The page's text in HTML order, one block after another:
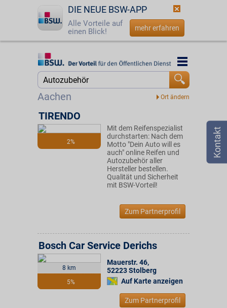
DIE NEUE BSW-APP
Alle Vorteile auf
einen Blick!
mehr erfahren
Startseite
☎ 0800 - 279 25 82
Aachen
Startseite
2%
TIRENDO
Mit dem Reifenspezialist
durchstarten: Nach dem
Motto "Dein Auto will es
auch" online Reifen und
Autozubehör aller
Hersteller bestellen.
Qualität und Sicherheit
mit BSW-Vorteil!
Zum Partnerprofil
8 km
5%
Bosch Car Service Derichs
Mauerstr. 46,
52223Stolberg
Auf Karte anzeigen
Zum Partnerprofil